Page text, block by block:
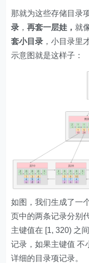
那就为这些存储目录
录 ，再套一层娃，就
套小目录 ，小目录里
示意图就是这样子：
如图，我们生成了一
页中的两条记录分别
主键值在 [1, 320) 之
记录，如果主键值 不
详细的目录项记录。